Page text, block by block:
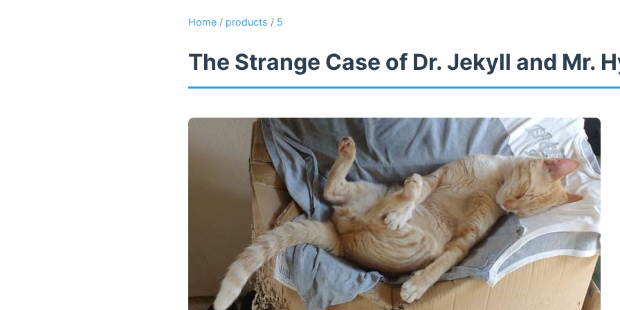
Home / products / 5
The Strange Case of Dr. Jekyll and Mr.